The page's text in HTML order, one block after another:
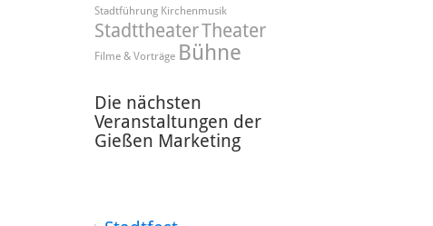
Stadtführung Kirchenmusik
StadttheaterTheater
Filme & Vorträge Bühne
Die nächsten
Veranstaltungen der
Gießen Marketing